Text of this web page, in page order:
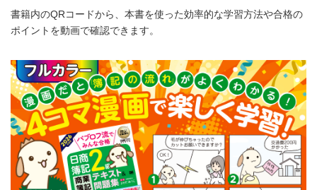
書籍内のQRコードから、本書を使った効率的な学習方法や合格の
ポイントを動画で確認できます。